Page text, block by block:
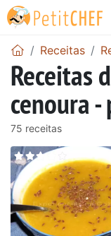
Receitas
Receitas
cenoura
75 receitas